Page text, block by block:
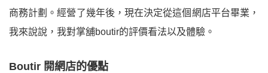
商務計劃。經營了幾年後，現在決定從這個網店平台畢業，
我來說說，我對掌舖boutir的評價看法以及體驗。
Boutir 開網店的優點